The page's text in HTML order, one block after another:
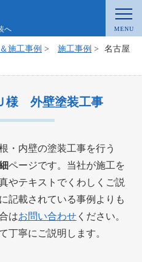
へ
施工事例 > 施工事例 >
名古屋
様 外壁塗装工事
・内壁の塗装工事を行う
ページです。当社が施工を
やテキストでくわしくご説
記載されている事例よりも
はお問い合わせ ください。
丁寧にご説明します。